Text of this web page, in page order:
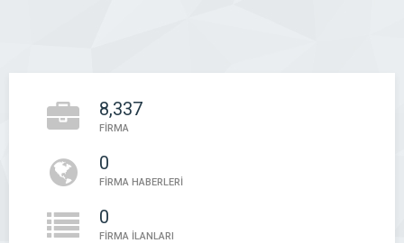
8,337
FİRMA
0
FİRMA HABERLERİ
0
FİRMA İLANLARI